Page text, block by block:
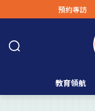
預約專訪
教育領航